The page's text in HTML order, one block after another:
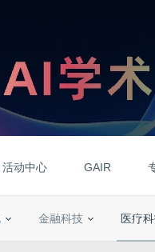
活动中心 GAIR
金融科技 医疗